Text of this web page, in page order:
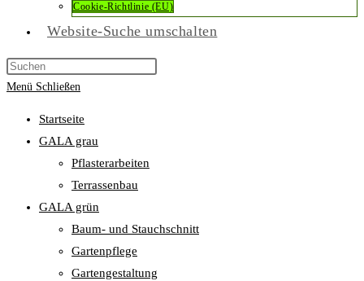
Cookie-Richtlinie (EU)
Website-Suche umschalten
Menü Schließen
Startseite
GALA grau
Pflasterarbeiten
Terrassenbau
GALA grün
Baum- und Stauchschnitt
Gartenpflege
Gartengestaltung